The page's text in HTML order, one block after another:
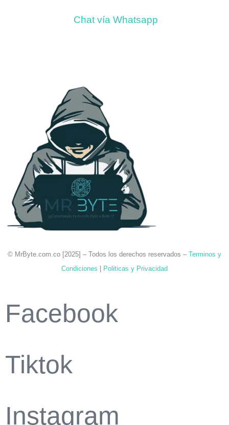
Chat vía Whatsapp
© MrByte.com.co [2025] – Todos los derechos reservados – Terminos y
Condiciones | Politicas y Privacidad
Facebook
Tiktok
Instagram